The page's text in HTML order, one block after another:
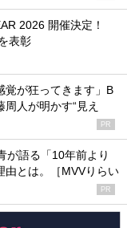
2026 開催決定！
表彰
覚が狂ってきます」B
人が明かす“見え
PR
が語る「10年前より
由とは。［MVVりらい
PR